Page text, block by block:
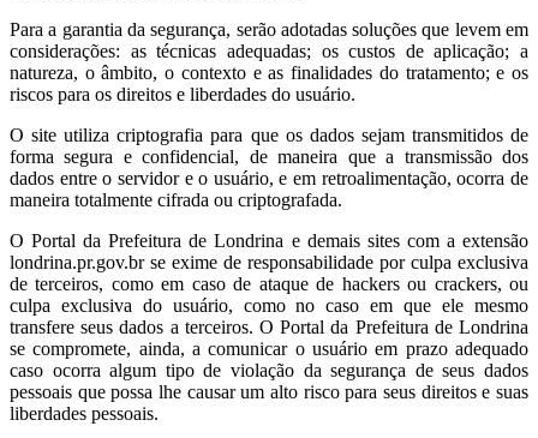
Para a garantia da segurança, serão adotadas soluções que levem em
considerações: as técnicas adequadas; os custos de aplicação; a
natureza, o âmbito, o contexto e as finalidades do tratamento; e os
riscos para os direitos e liberdades do usuário.
O site utiliza criptografia para que os dados sejam transmitidos de
forma segura e confidencial, de maneira que a transmissão dos
dados entre o servidor e o usuário, e em retroalimentação, ocorra de
maneira totalmente cifrada ou criptografada.
O Portal da Prefeitura de Londrina e demais sites com a extensão
londrina.pr.gov.br se exime de responsabilidade por culpa exclusiva
de terceiros, como em caso de ataque de hackers ou crackers, ou
culpa exclusiva do usuário, como no caso em que ele mesmo
transfere seus dados a terceiros. O Portal da Prefeitura de Londrina
se compromete, ainda, a comunicar o usuário em prazo adequado
caso ocorra algum tipo de violação da segurança de seus dados
pessoais que possa lhe causar um alto risco para seus direitos e suas
liberdades pessoais.